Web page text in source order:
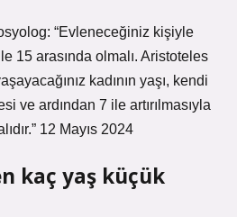
“Evleneceğiniz kişiyle
15 arasında olmalı. Aristoteles
kadının yaşı, kendi
ve ardından 7 ile artırılmasıyla
12 Mayıs 2024
kaç yaş küçük